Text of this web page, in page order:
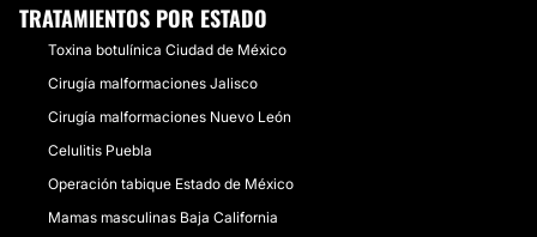
TRATAMIENTOS POR ESTADO
Toxina botulínica Ciudad de México
Cirugía malformaciones Jalisco
Cirugía malformaciones Nuevo León
Celulitis Puebla
Operación tabique Estado de México
Mamas masculinas Baja California